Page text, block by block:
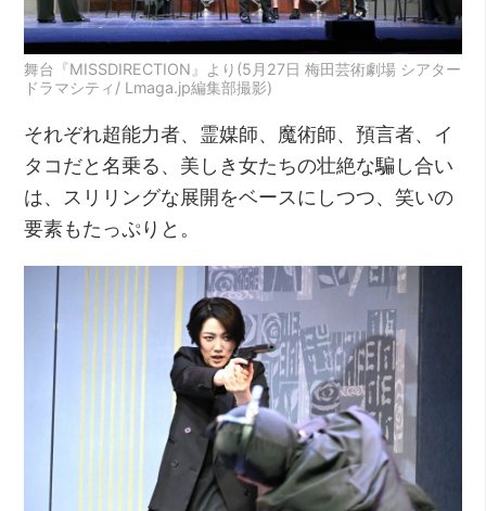
舞台『MISSDIRECTION』より(5月27日 梅田芸術劇場 シアター
ドラマシティ/ Lmaga.jp編集部撮影)
それぞれ超能力者、霊媒師、魔術師、預言者、イ
タコだと名乗る、美しき女たちの壮絶な騙し合い
は、スリリングな展開をベースにしつつ、笑いの
要素もたっぷりと。